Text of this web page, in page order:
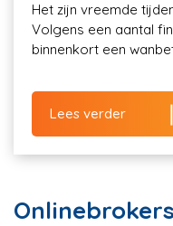
Het zijn vreemde
Volgens een aantal
binnenkort een
Lees verder